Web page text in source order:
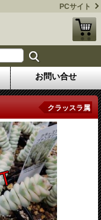
PCサイト
お問い合せ
クラッスラ属